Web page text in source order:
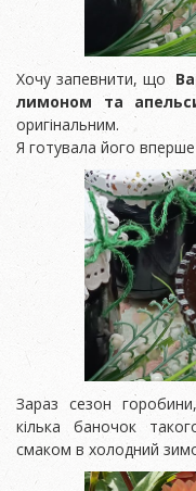
Хочу запевнити, що
лимоном та
оригінальним.
Я готувала його
Зараз сезон
кілька баночок
смаком в холодний